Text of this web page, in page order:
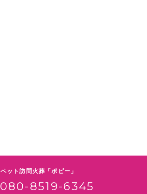
ペット訪問火葬「ポピー」
080-8519-6345